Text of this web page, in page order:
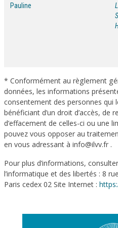
Pauline
* Conformément au règlement
données, les informations
consentement des personnes qui
bénéficiant d’un droit d’accès, de
d’effacement de celles-ci ou une
pouvez vous opposer au
en vous adressant à info@ilvv.fr .
Pour plus d’informations,
l’informatique et des libertés : 8
Paris cedex 02 Site Internet :